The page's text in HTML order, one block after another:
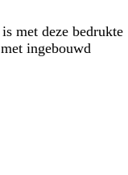
en
en
met deze bedrukte
ingebouwd